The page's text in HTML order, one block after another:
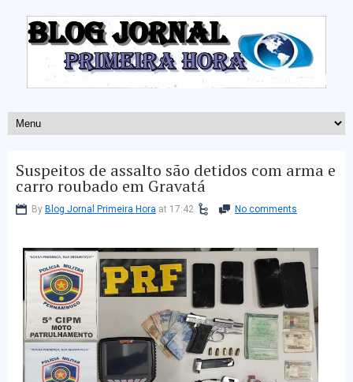
Suspeitos de assalto são detidos com arma e
carro roubado em Gravatá
By Blog Jornal Primeira Hora at 17:42 No comments